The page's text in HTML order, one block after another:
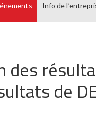
Info de
des
de